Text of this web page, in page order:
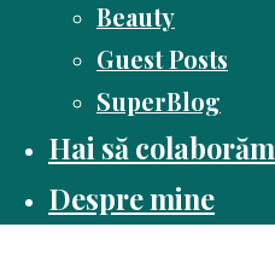
Beauty
Guest Posts
SuperBlog
Hai să colaborăm
Despre mine